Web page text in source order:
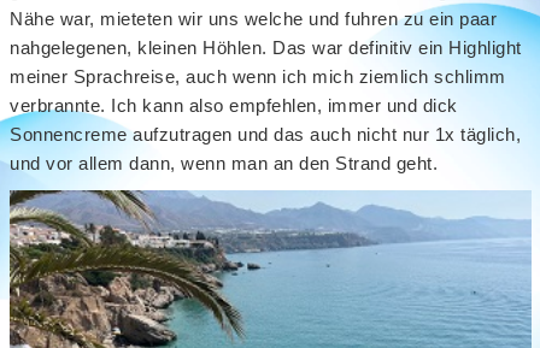
Nähe war, mieteten wir uns welche und fuhren zu ein paar
nahgelegenen, kleinen Höhlen. Das war definitiv ein Highlight
meiner Sprachreise, auch wenn ich mich ziemlich schlimm
verbrannte. Ich kann also empfehlen, immer und dick
Sonnencreme aufzutragen und das auch nicht nur 1x täglich,
und vor allem dann, wenn man an den Strand geht.